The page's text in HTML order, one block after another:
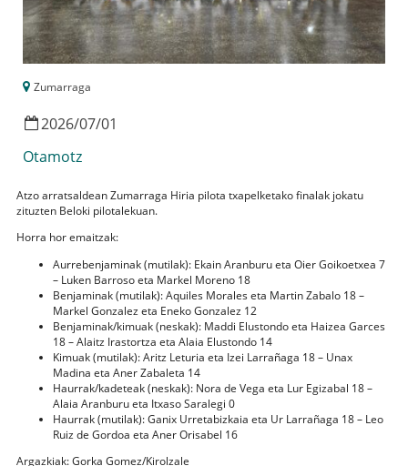
Zumarraga
2026/07/01
Otamotz
Atzo arratsaldean Zumarraga Hiria pilota txapelketako finalak jokatu
zituzten Beloki pilotalekuan.
Horra hor emaitzak:
Aurrebenjaminak (mutilak): Ekain Aranburu eta Oier Goikoetxea 7
– Luken Barroso eta Markel Moreno 18
Benjaminak (mutilak): Aquiles Morales eta Martin Zabalo 18 –
Markel Gonzalez eta Eneko Gonzalez 12
Benjaminak/kimuak (neskak): Maddi Elustondo eta Haizea Garces
18 – Alaitz Irastortza eta Alaia Elustondo 14
Kimuak (mutilak): Aritz Leturia eta Izei Larrañaga 18 – Unax
Madina eta Aner Zabaleta 14
Haurrak/kadeteak (neskak): Nora de Vega eta Lur Egizabal 18 –
Alaia Aranburu eta Itxaso Saralegi 0
Haurrak (mutilak): Ganix Urretabizkaia eta Ur Larrañaga 18 – Leo
Ruiz de Gordoa eta Aner Orisabel 16
Argazkiak: Gorka Gomez/Kirolzale